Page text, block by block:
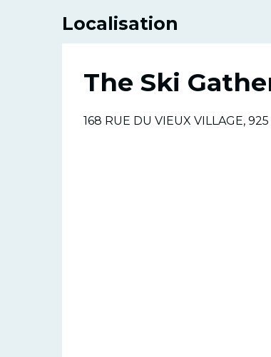
Localisation
The Ski
168 RUE DU VIEUX VILLAGE,